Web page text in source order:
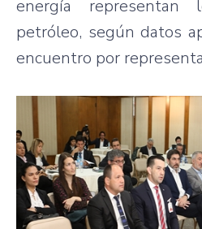
energía representan
petróleo, según datos
encuentro por